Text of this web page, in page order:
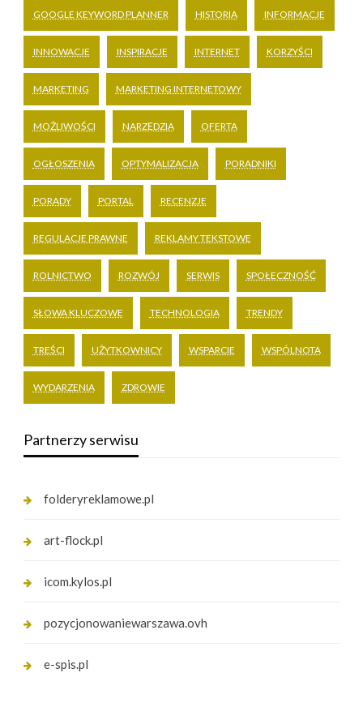
GOOGLE KEYWORD PLANNER HISTORIA INFORMACJE
INNOWACJE INSPIRACJE INTERNET KORZYŚCI
MARKETING MARKETING INTERNETOWY
MOŻLIWOŚCI NARZĘDZIA OFERTA
OGŁOSZENIA OPTYMALIZACJA PORADNIKI
PORADY PORTAL RECENZJE
REGULACJE PRAWNE REKLAMY TEKSTOWE
ROLNICTWO ROZWÓJ SERWIS SPOŁECZNOŚĆ
SŁOWA KLUCZOWE TECHNOLOGIA TRENDY
TREŚCI UŻYTKOWNICY WSPARCIE WSPÓLNOTA
WYDARZENIA ZDROWIE
Partnerzy serwisu
folderyreklamowe.pl
art-flock.pl
icom.kylos.pl
pozycjonowaniewarszawa.ovh
e-spis.pl